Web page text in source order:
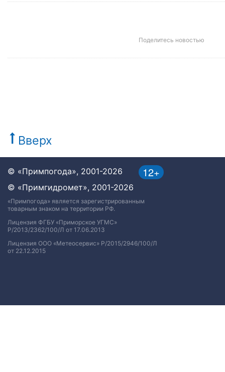
Поделитесь новостью
Вверх
12+
© «Примпогода», 2001-2026
© «Примгидромет», 2001-2026
«Примпогода» является зарегистрированным
товарным знаком на территории РФ.
Лицензия ФГБУ «Приморское УГМС»
Р/2013/2362/100/Л от 17.06.2013
Лицензия ООО «Метеосервис» Р/2015/2946/100/Л
от 22.12.2015